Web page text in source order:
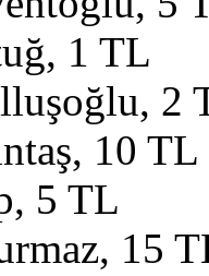
1 TL
2
10 TL
5 TL
15